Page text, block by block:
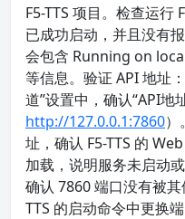
F5-TTS 项目。检查运行
已成功启动，并且没有
会包含 Running on
等信息。验证 API 地址
道”设置中，确认“API地
http://127.0.0.1:7860）
址，确认 F5-TTS 的
加载，说明服务未启动
确认 7860 端口没有被
TTS 的启动命令中更换